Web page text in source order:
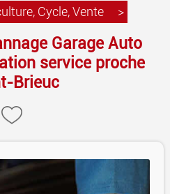
Cycle, Vente
>
Garage Auto
service proche
Brieuc